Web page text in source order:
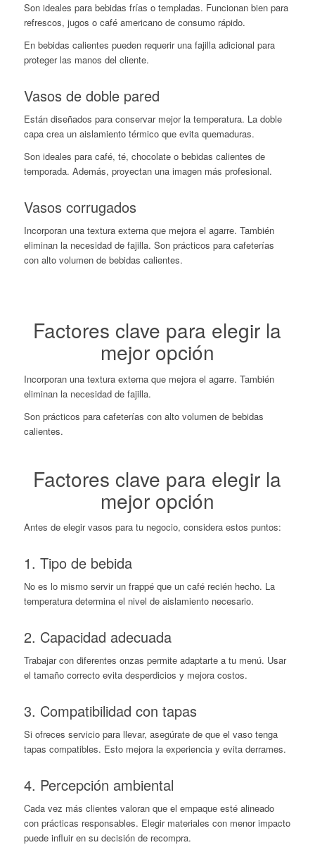
Son ideales para bebidas frías o templadas. Funcionan bien para
refrescos, jugos o café americano de consumo rápido.
En bebidas calientes pueden requerir una fajilla adicional para
proteger las manos del cliente.
Vasos de doble pared
Están diseñados para conservar mejor la temperatura. La doble
capa crea un aislamiento térmico que evita quemaduras.
Son ideales para café, té, chocolate o bebidas calientes de
temporada. Además, proyectan una imagen más profesional.
Vasos corrugados
Incorporan una textura externa que mejora el agarre. También
eliminan la necesidad de fajilla. Son prácticos para cafeterías
con alto volumen de bebidas calientes.
Factores clave para elegir la
mejor opción
Incorporan una textura externa que mejora el agarre. También
eliminan la necesidad de fajilla.
Son prácticos para cafeterías con alto volumen de bebidas
calientes.
Factores clave para elegir la
mejor opción
Antes de elegir vasos para tu negocio, considera estos puntos:
1. Tipo de bebida
No es lo mismo servir un frappé que un café recién hecho. La
temperatura determina el nivel de aislamiento necesario.
2. Capacidad adecuada
Trabajar con diferentes onzas permite adaptarte a tu menú. Usar
el tamaño correcto evita desperdicios y mejora costos.
3. Compatibilidad con tapas
Si ofreces servicio para llevar, asegúrate de que el vaso tenga
tapas compatibles. Esto mejora la experiencia y evita derrames.
4. Percepción ambiental
Cada vez más clientes valoran que el empaque esté alineado
con prácticas responsables. Elegir materiales con menor impacto
puede influir en su decisión de recompra.